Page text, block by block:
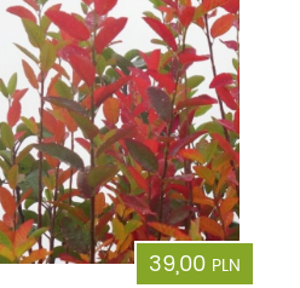
39,00 PLN